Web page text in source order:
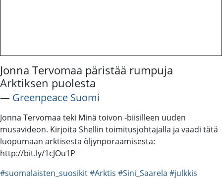
Jonna Tervomaa päristää rumpuja
Arktiksen puolesta
― Greenpeace Suomi
Jonna Tervomaa teki Minä toivon -biisilleen uuden
musavideon. Kirjoita Shellin toimitusjohtajalla ja vaadi tätä
luopumaan arktisesta öljynporaamisesta:
http://bit.ly/1cJOu1P
#suomalaisten_suosikit#Arktis #Sini_Saarela #julkkis